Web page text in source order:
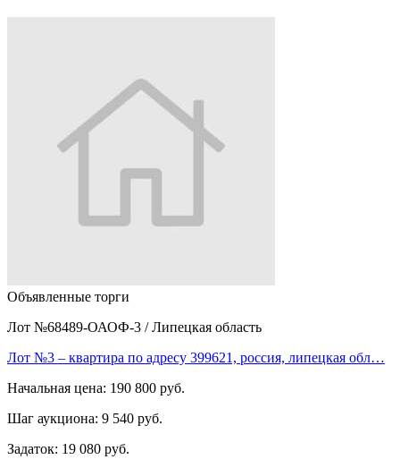
Объявленные торги
Лот №68489-ОАОФ-3 / Липецкая область
Лот №3 – квартира по адресу 399621, россия, липецкая обл…
Начальная цена: 190 800 руб.
Шаг аукциона: 9 540 руб.
Задаток: 19 080 руб.